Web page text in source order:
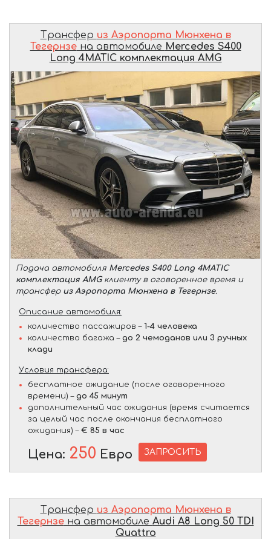
Трансфер из Аэропорта Мюнхена в
Тегернзена автомобиле Mercedes S400
Long 4MATIC комплектация AMG
Подача автомобиля Mercedes S400 Long 4MATIC
комплектация AMGклиенту в оговоренное время и
трансфер из Аэропорта Мюнхена в Тегернзе.
Описание автомобиля:
количество пассажиров – 1-4 человека
количество багажа – до 2 чемоданов или 3 ручных
клади
Условия трансфера:
бесплатное ожидание (после оговоренного
времени) – до 45 минут
дополнительный час ожидания (время считается
за целый час после окончания бесплатного
ожидания) – € 85 в час
Цена: 250 Евро ЗАПРОСИТЬ
Трансфер из Аэропорта Мюнхена в
Тегернзена автомобиле Audi A8 Long 50 TDI
Quattro